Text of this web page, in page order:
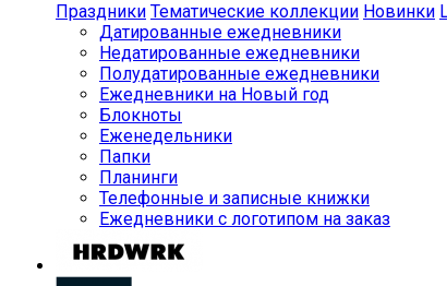
Праздники Тематические коллекции Новинки
Датированные ежедневники
Недатированные ежедневники
Полудатированные ежедневники
Ежедневники на Новый год
Блокноты
Еженедельники
Папки
Планинги
Телефонные и записные книжки
Ежедневники с логотипом на заказ